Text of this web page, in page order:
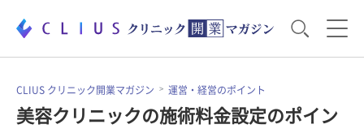
お役立ち資料 運営・経営のポイント
CLIUS クリニック開業マガジン 運営・経営のポイント
美容クリニックの施術料金設定のポイン